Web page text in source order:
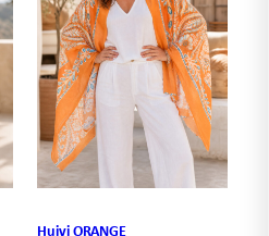
Huivi ORANGE